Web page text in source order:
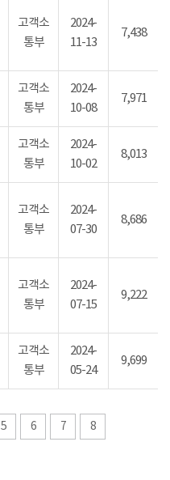
고객소
통부
2024-
11-13
7,438
고객소
통부
2024-
10-08
7,971
고객소
통부
2024-
10-02
8,013
고객소
통부
2024-
07-30
8,686
고객소
통부
2024-
07-15
9,222
고객소
통부
2024-
05-24
9,699
5 6 7 8